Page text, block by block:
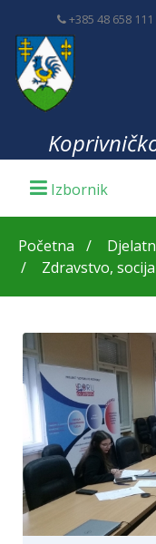
+385 48 658 111
Početna
Zdravstvo,